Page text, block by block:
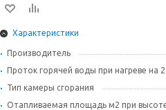
Характеристики
Производитель
Проток горячей воды при нагреве на
Тип камеры сгорания
Отапливаемая площадь м2 при